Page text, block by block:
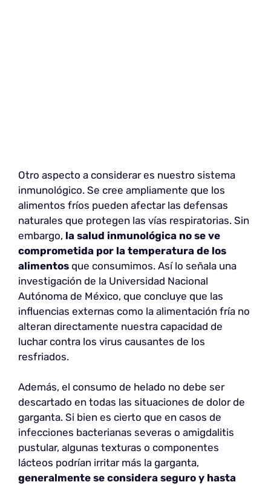
Otro aspecto a considerar es nuestro sistema
inmunológico. Se cree ampliamente que los
alimentos fríos pueden afectar las defensas
naturales que protegen las vías respiratorias. Sin
embargo, la salud inmunológica no se ve
comprometida por la temperatura de los
alimentos que consumimos. Así lo señala una
investigación de la Universidad Nacional
Autónoma de México, que concluye que las
influencias externas como la alimentación fría no
alteran directamente nuestra capacidad de
luchar contra los virus causantes de los
resfriados.
Además, el consumo de helado no debe ser
descartado en todas las situaciones de dolor de
garganta. Si bien es cierto que en casos de
infecciones bacterianas severas o amigdalitis
pustular, algunas texturas o componentes
lácteos podrían irritar más la garganta,
generalmente se considera seguro y hasta